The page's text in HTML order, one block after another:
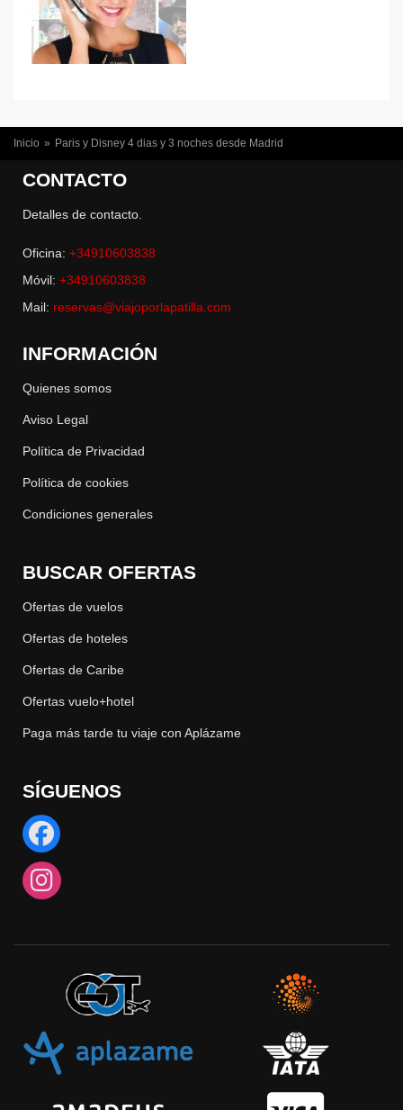
USTED ESTÁ AQUÍ
Inicio » Paris y Disney 4 dias y 3 noches desde Madrid
CONTACTO
Detalles de contacto.
Oficina: +34910603838
Móvil: +34910603838
Mail: reservas@viajoporlapatilla.com
INFORMACIÓN
Quienes somos
Aviso Legal
Política de Privacidad
Política de cookies
Condiciones generales
BUSCAR OFERTAS
Ofertas de vuelos
Ofertas de hoteles
Ofertas de Caribe
Ofertas vuelo+hotel
Paga más tarde tu viaje con Aplázame
SÍGUENOS